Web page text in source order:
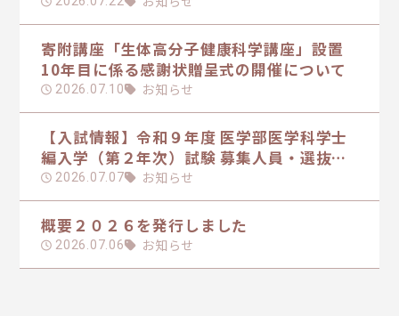
寄附講座「生体高分子健康科学講座」設置
10年目に係る感謝状贈呈式の開催について
2026.07.10 お知らせ
【入試情報】令和９年度 医学部医学科学士
編入学（第２年次）試験 募集人員・選抜方
法の日程を掲載しました
2026.07.07 お知らせ
概要２０２６を発行しました
2026.07.06 お知らせ